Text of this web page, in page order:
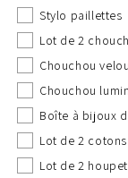
12 produits
13 produits
14 produits
15 produits
Stylo paillettes
Lot de 2
Chouchou
Chouchou
Boîte à bijoux
Lot de 2
Lot de 2